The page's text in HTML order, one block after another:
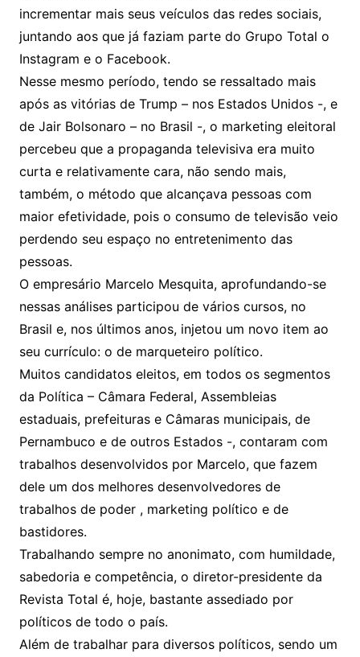
incrementar mais seus veículos das redes sociais,
juntando aos que já faziam parte do Grupo Total o
Instagram e o Facebook.
Nesse mesmo período, tendo se ressaltado mais
após as vitórias de Trump – nos Estados Unidos -, e
de Jair Bolsonaro – no Brasil -, o marketing eleitoral
percebeu que a propaganda televisiva era muito
curta e relativamente cara, não sendo mais,
também, o método que alcançava pessoas com
maior efetividade, pois o consumo de televisão veio
perdendo seu espaço no entretenimento das
pessoas.
O empresário Marcelo Mesquita, aprofundando-se
nessas análises participou de vários cursos, no
Brasil e, nos últimos anos, injetou um novo item ao
seu currículo: o de marqueteiro político.
Muitos candidatos eleitos, em todos os segmentos
da Política – Câmara Federal, Assembleias
estaduais, prefeituras e Câmaras municipais, de
Pernambuco e de outros Estados -, contaram com
trabalhos desenvolvidos por Marcelo, que fazem
dele um dos melhores desenvolvedores de
trabalhos de poder , marketing político e de
bastidores.
Trabalhando sempre no anonimato, com humildade,
sabedoria e competência, o diretor-presidente da
Revista Total é, hoje, bastante assediado por
políticos de todo o país.
Além de trabalhar para diversos políticos, sendo um